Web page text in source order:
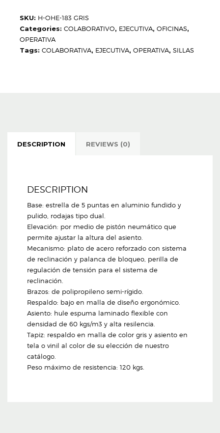
H-
OHE-
183
GRIS
SKU: H-OHE-183 GRIS
Categories: COLABORATIVO, EJECUTIVA, OFICINAS,
OPERATIVA
Tags: COLABORATIVA, EJECUTIVA, OPERATIVA, SILLAS
DESCRIPTION REVIEWS (0)
DESCRIPTION
Base: estrella de 5 puntas en aluminio fundido y
pulido, rodajas tipo dual.
Elevación: por medio de pistón neumático que
permite ajustar la altura del asiento.
Mecanismo: plato de acero reforzado con sistema
de reclinación y palanca de bloqueo, perilla de
regulación de tensión para el sistema de
reclinación.
Brazos: de polipropileno semi-rígido.
Respaldo: bajo en malla de diseño ergonómico.
Asiento: hule espuma laminado flexible con
densidad de 60 kgs/m3 y alta resilencia.
Tapiz: respaldo en malla de color gris y asiento en
tela o vinil al color de su elección de nuestro
catálogo.
Peso máximo de resistencia: 120 kgs.